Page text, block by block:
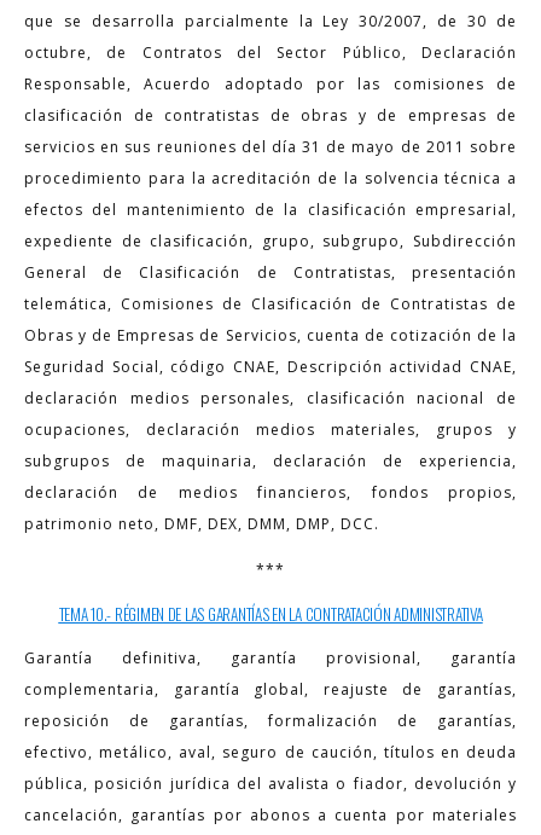
que se desarrolla parcialmente la Ley 30/2007, de 30 de
octubre, de Contratos del Sector Público, Declaración
Responsable, Acuerdo adoptado por las comisiones de
clasificación de contratistas de obras y de empresas de
servicios en sus reuniones del día 31 de mayo de 2011 sobre
procedimiento para la acreditación de la solvencia técnica a
efectos del mantenimiento de la clasificación empresarial,
expediente de clasificación, grupo, subgrupo, Subdirección
General de Clasificación de Contratistas, presentación
telemática, Comisiones de Clasificación de Contratistas de
Obras y de Empresas de Servicios, cuenta de cotización de la
Seguridad Social, código CNAE, Descripción actividad CNAE,
declaración medios personales, clasificación nacional de
ocupaciones, declaración medios materiales, grupos y
subgrupos de maquinaria, declaración de experiencia,
declaración de medios financieros, fondos propios,
patrimonio neto, DMF, DEX, DMM, DMP, DCC.
***
TEMA 10.- RÉGIMEN DE LAS GARANTÍAS EN LA CONTRATACIÓN ADMINISTRATIVA
Garantía definitiva, garantía provisional, garantía
complementaria, garantía global, reajuste de garantías,
reposición de garantías, formalización de garantías,
efectivo, metálico, aval, seguro de caución, títulos en deuda
pública, posición jurídica del avalista o fiador, devolución y
cancelación, garantías por abonos a cuenta por materiales